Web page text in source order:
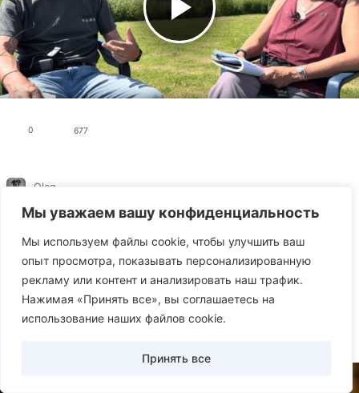
Мы уважаем вашу конфиденциальность
Мы используем файлы cookie, чтобы улучшить ваш
опыт просмотра, показывать персонализированную
рекламу или контент и анализировать наш трафик.
Нажимая «Принять все», вы соглашаетесь на
использование наших файлов cookie.
Принять все
0 677
Oleg
Собаки: верные друзья и незаменимые
помощники
Хотите узнать, почему собаки — лучшие друзья
человека, какие у них таланты и какая роль в нашей
жизни? Читайте статью!